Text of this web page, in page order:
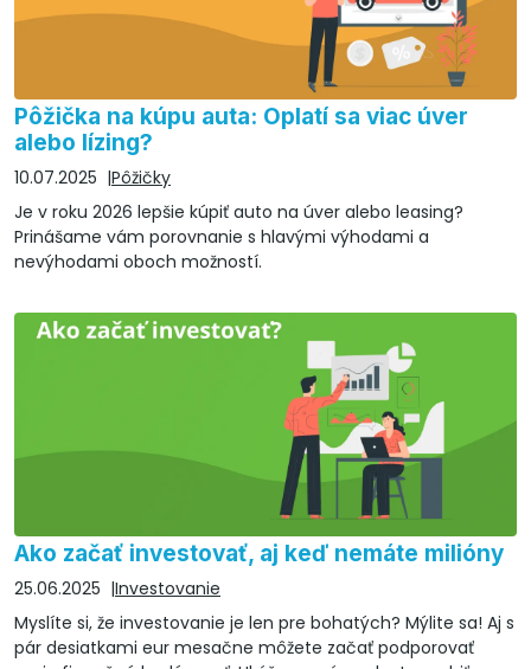
Pôžička na kúpu auta: Oplatí sa viac úver
alebo lízing?
10.07.2025
Pôžičky
Je v roku 2026 lepšie kúpiť auto na úver alebo leasing?
Prinášame vám porovnanie s hlavými výhodami a
nevýhodami oboch možností.
Ako začať investovať, aj keď nemáte milióny
25.06.2025
Investovanie
Myslíte si, že investovanie je len pre bohatých? Mýlite sa! Aj s
pár desiatkami eur mesačne môžete začať podporovať